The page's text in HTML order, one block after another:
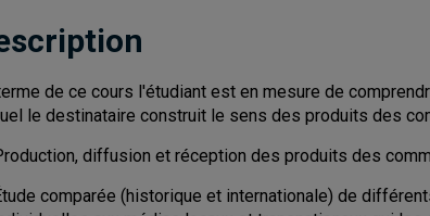
de ce cours l'étudiant est en mesure de
le destinataire construit le sens des produits des
diffusion et réception des produits des
comparée (historique et internationale) de